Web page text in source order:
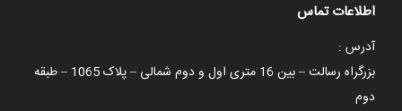
اطلاعات تماس
آدرس :
بزرگراه رسالت – بین 16 متری اول و دوم شمالی – پلاک 1065 – طبقه
دوم